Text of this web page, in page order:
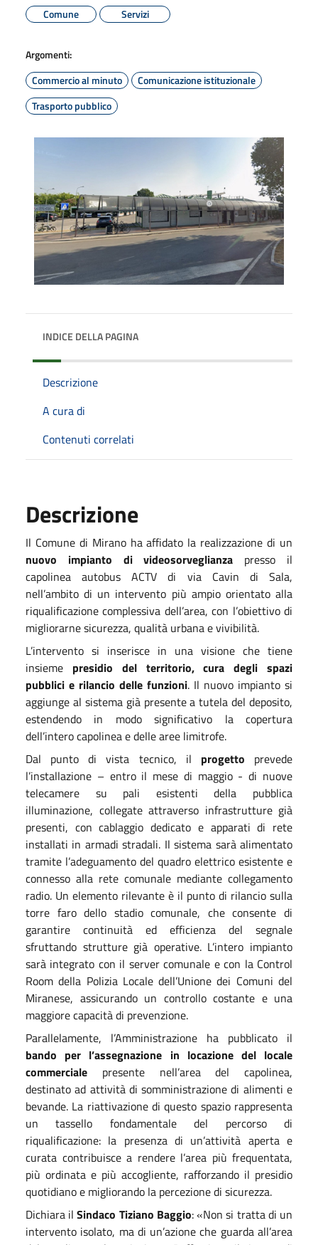
Comune
Servizi
Argomenti:
Commercio al minuto
Comunicazione istituzionale
Trasporto pubblico
INDICE DELLA PAGINA
Descrizione
A cura di
Contenuti correlati
Descrizione
Il Comune di Mirano ha affidato la realizzazione di un
nuovo impianto di videosorveglianza presso il
capolinea autobus ACTV di via Cavin di Sala,
nell’ambito di un intervento più ampio orientato alla
riqualificazione complessiva dell’area, con l’obiettivo di
migliorarne sicurezza, qualità urbana e vivibilità.
L’intervento si inserisce in una visione che tiene
insieme presidio del territorio, cura degli spazi
pubblici e rilancio delle funzioni. Il nuovo impianto si
aggiunge al sistema già presente a tutela del deposito,
estendendo in modo significativo la copertura
dell’intero capolinea e delle aree limitrofe.
Dal punto di vista tecnico, il progetto prevede
l’installazione – entro il mese di maggio - di nuove
telecamere su pali esistenti della pubblica
illuminazione, collegate attraverso infrastrutture già
presenti, con cablaggio dedicato e apparati di rete
installati in armadi stradali. Il sistema sarà alimentato
tramite l’adeguamento del quadro elettrico esistente e
connesso alla rete comunale mediante collegamento
radio. Un elemento rilevante è il punto di rilancio sulla
torre faro dello stadio comunale, che consente di
garantire continuità ed efficienza del segnale
sfruttando strutture già operative. L’intero impianto
sarà integrato con il server comunale e con la Control
Room della Polizia Locale dell’Unione dei Comuni del
Miranese, assicurando un controllo costante e una
maggiore capacità di prevenzione.
Parallelamente, l’Amministrazione ha pubblicato il
bando per l’assegnazione in locazione del locale
commerciale presente nell’area del capolinea,
destinato ad attività di somministrazione di alimenti e
bevande. La riattivazione di questo spazio rappresenta
un tassello fondamentale del percorso di
riqualificazione: la presenza di un’attività aperta e
curata contribuisce a rendere l’area più frequentata,
più ordinata e più accogliente, rafforzando il presidio
quotidiano e migliorando la percezione di sicurezza.
Dichiara ilSindaco Tiziano Baggio: «Non si tratta di un
intervento isolato, ma di un’azione che guarda all’area